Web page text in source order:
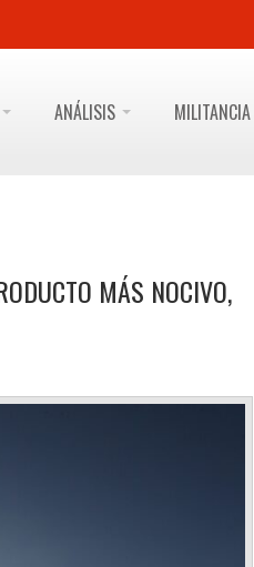
ANÁLISIS MILITANCIA
MÁS NOCIVO,